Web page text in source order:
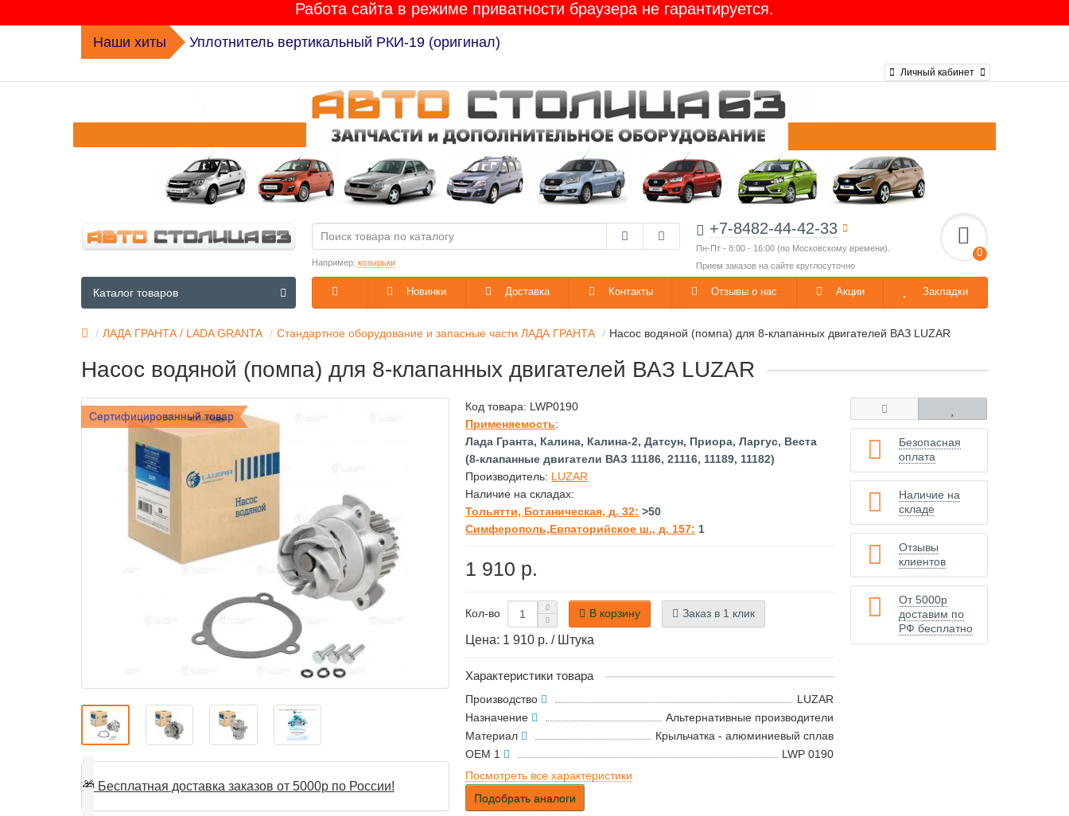
Работа сайта в режиме приватности браузера не гарантируется.
Наши хиты Уплотнитель вертикальный РКИ-19 (оригинал)
Личный кабинет
+7-8482-44-42-33
Пн-Пт - 8:00 - 16:00 (по Московскому времени).
Прием заказов на сайте круглосуточно
0
Например: козырьки
Новинки Доставка Контакты Отзывы о нас Акции Закладки
Каталог товаров
ЛАДА ГРАНТА / LADA GRANTA Стандартное оборудование и запасные части ЛАДА ГРАНТА Насос водяной (помпа) для 8-клапанных двигателей ВАЗ LUZAR
Насос водяной (помпа) для 8-клапанных двигателей ВАЗ LUZAR
Сертифицированный товар
🎁 Бесплатная доставка заказов от 5000р по России!
Код товара: LWP0190
Применяемость:
Лада Гранта, Калина, Калина-2, Датсун, Приора, Ларгус, Веста
(8-клапанные двигатели ВАЗ 11186, 21116, 11189, 11182)
Производитель: LUZAR
Наличие на складах:
Тольятти, Ботаническая, д. 32: >50
Симферополь,Евпаторийское ш., д. 157: 1
1 910 р.
Кол-во В корзину Заказ в 1 клик
Цена: 1 910 р. / Штука
Характеристики товара
Производство
LUZAR
Назначение
Альтернативные производители
Материал
Крыльчатка - алюминиевый сплав
OEM 1
LWP 0190
Посмотреть все характеристики
Подобрать аналоги
Безопасная
оплата
Наличие на
складе
Отзывы
клиентов
От 5000р
доставим по
РФ бесплатно